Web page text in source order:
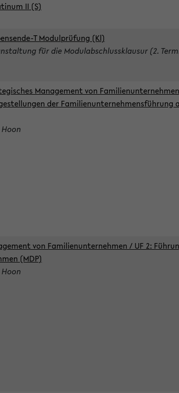
II (S)
T Modulprüfung (Kl)
für die Modulabschlussklausur (2.
Management von
der Familienunternehmensführung
von Familienunternehmen / UF 2:
(MDP)